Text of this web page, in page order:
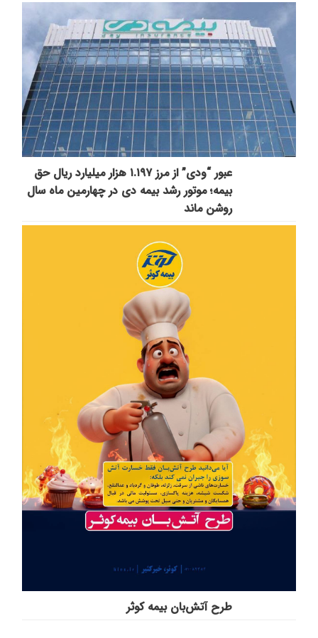
عبور “ودی” از مرز ۱.۱۹۷ هزار میلیارد ریال حق
بیمه؛ موتور رشد بیمه دی در چهارمین ماه سال
روشن ماند
طرح آتش‌بان بیمه کوثر